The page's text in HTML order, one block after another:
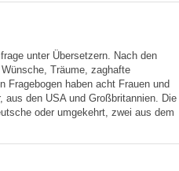
unter Übersetzern. Nach den
Träume, zaghafte
Fragebogen haben acht Frauen und
aus den USA und Großbritannien. Die
oder umgekehrt, zwei aus dem